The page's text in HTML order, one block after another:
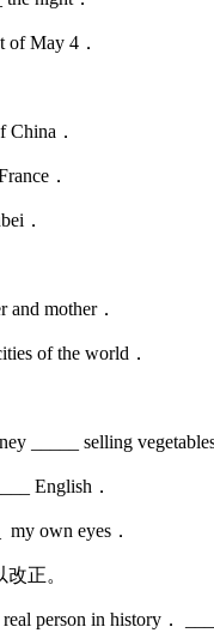
of May 4．
China．
．
．
mother．
of the world．
_____ selling vegetables
English．
my own eyes．
正。
person in history．